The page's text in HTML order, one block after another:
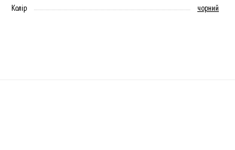
Колір
чорний